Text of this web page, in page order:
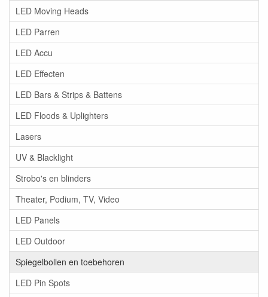
LED Moving Heads
LED Parren
LED Accu
LED Effecten
LED Bars & Strips & Battens
LED Floods & Uplighters
Lasers
UV & Blacklight
Strobo's en blinders
Theater, Podium, TV, Video
LED Panels
LED Outdoor
Spiegelbollen en toebehoren
LED Pin Spots